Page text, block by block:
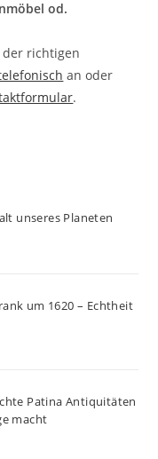
od.
der richtigen
an oder
.
unseres Planeten
um 1620 – Echtheit
Patina Antiquitäten
macht